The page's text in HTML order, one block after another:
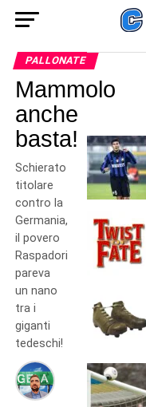
PALLONATE
Mammolo
anche
basta!
Schierato
titolare
contro la
Germania,
il povero
Raspadori
pareva
un nano
tra i
giganti
tedeschi!